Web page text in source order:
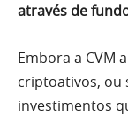
através de
Embora a CVM
criptoativos, ou
investimentos